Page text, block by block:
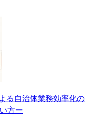
る自治体業務効率化の
方ー